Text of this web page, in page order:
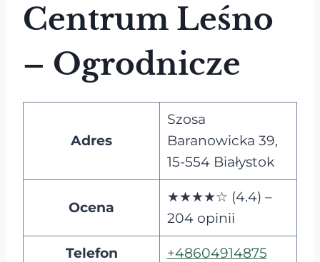
Centrum Leśno
– Ogrodnicze
Adres
Szosa
Baranowicka 39,
15-554 Białystok
Ocena
★★★★☆ (4.4) –
204 opinii
Telefon +48604914875